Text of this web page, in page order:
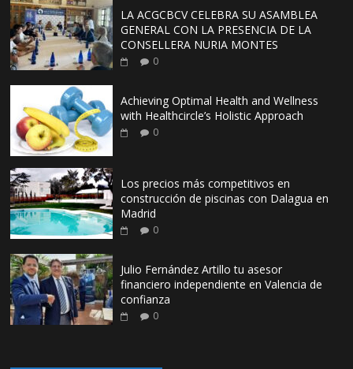
LA ACGCBCV CELEBRA SU ASAMBLEA
GENERAL CON LA PRESENCIA DE LA
CONSELLERA NURIA MONTES
0
Achieving Optimal Health and Wellness
with Healthcircle’s Holistic Approach
0
Los precios más competitivos en
construcción de piscinas con Dalagua en
Madrid
0
Julio Fernández Artillo tu asesor
financiero independiente en Valencia de
confianza
0